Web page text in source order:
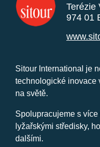
Terézie
974 01
Sitour International je
technologické inovace
na světě.
Spolupracujeme s
lyžařskými středisky,
dalšími.